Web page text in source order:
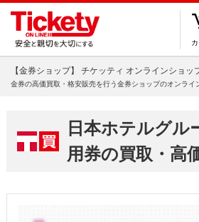
【金券ショップ】 チケッティ オンラインショッ
金券の高価買取・格安販売を行う金券ショップのオンライ
日本ホテルグル
用券の買取・高